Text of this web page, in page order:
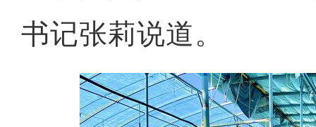
书记张莉说道。